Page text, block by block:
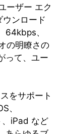
ーザー エク
ンロード
64kbps、
の明瞭さの
って、ユー
をサポート
、
iPad など